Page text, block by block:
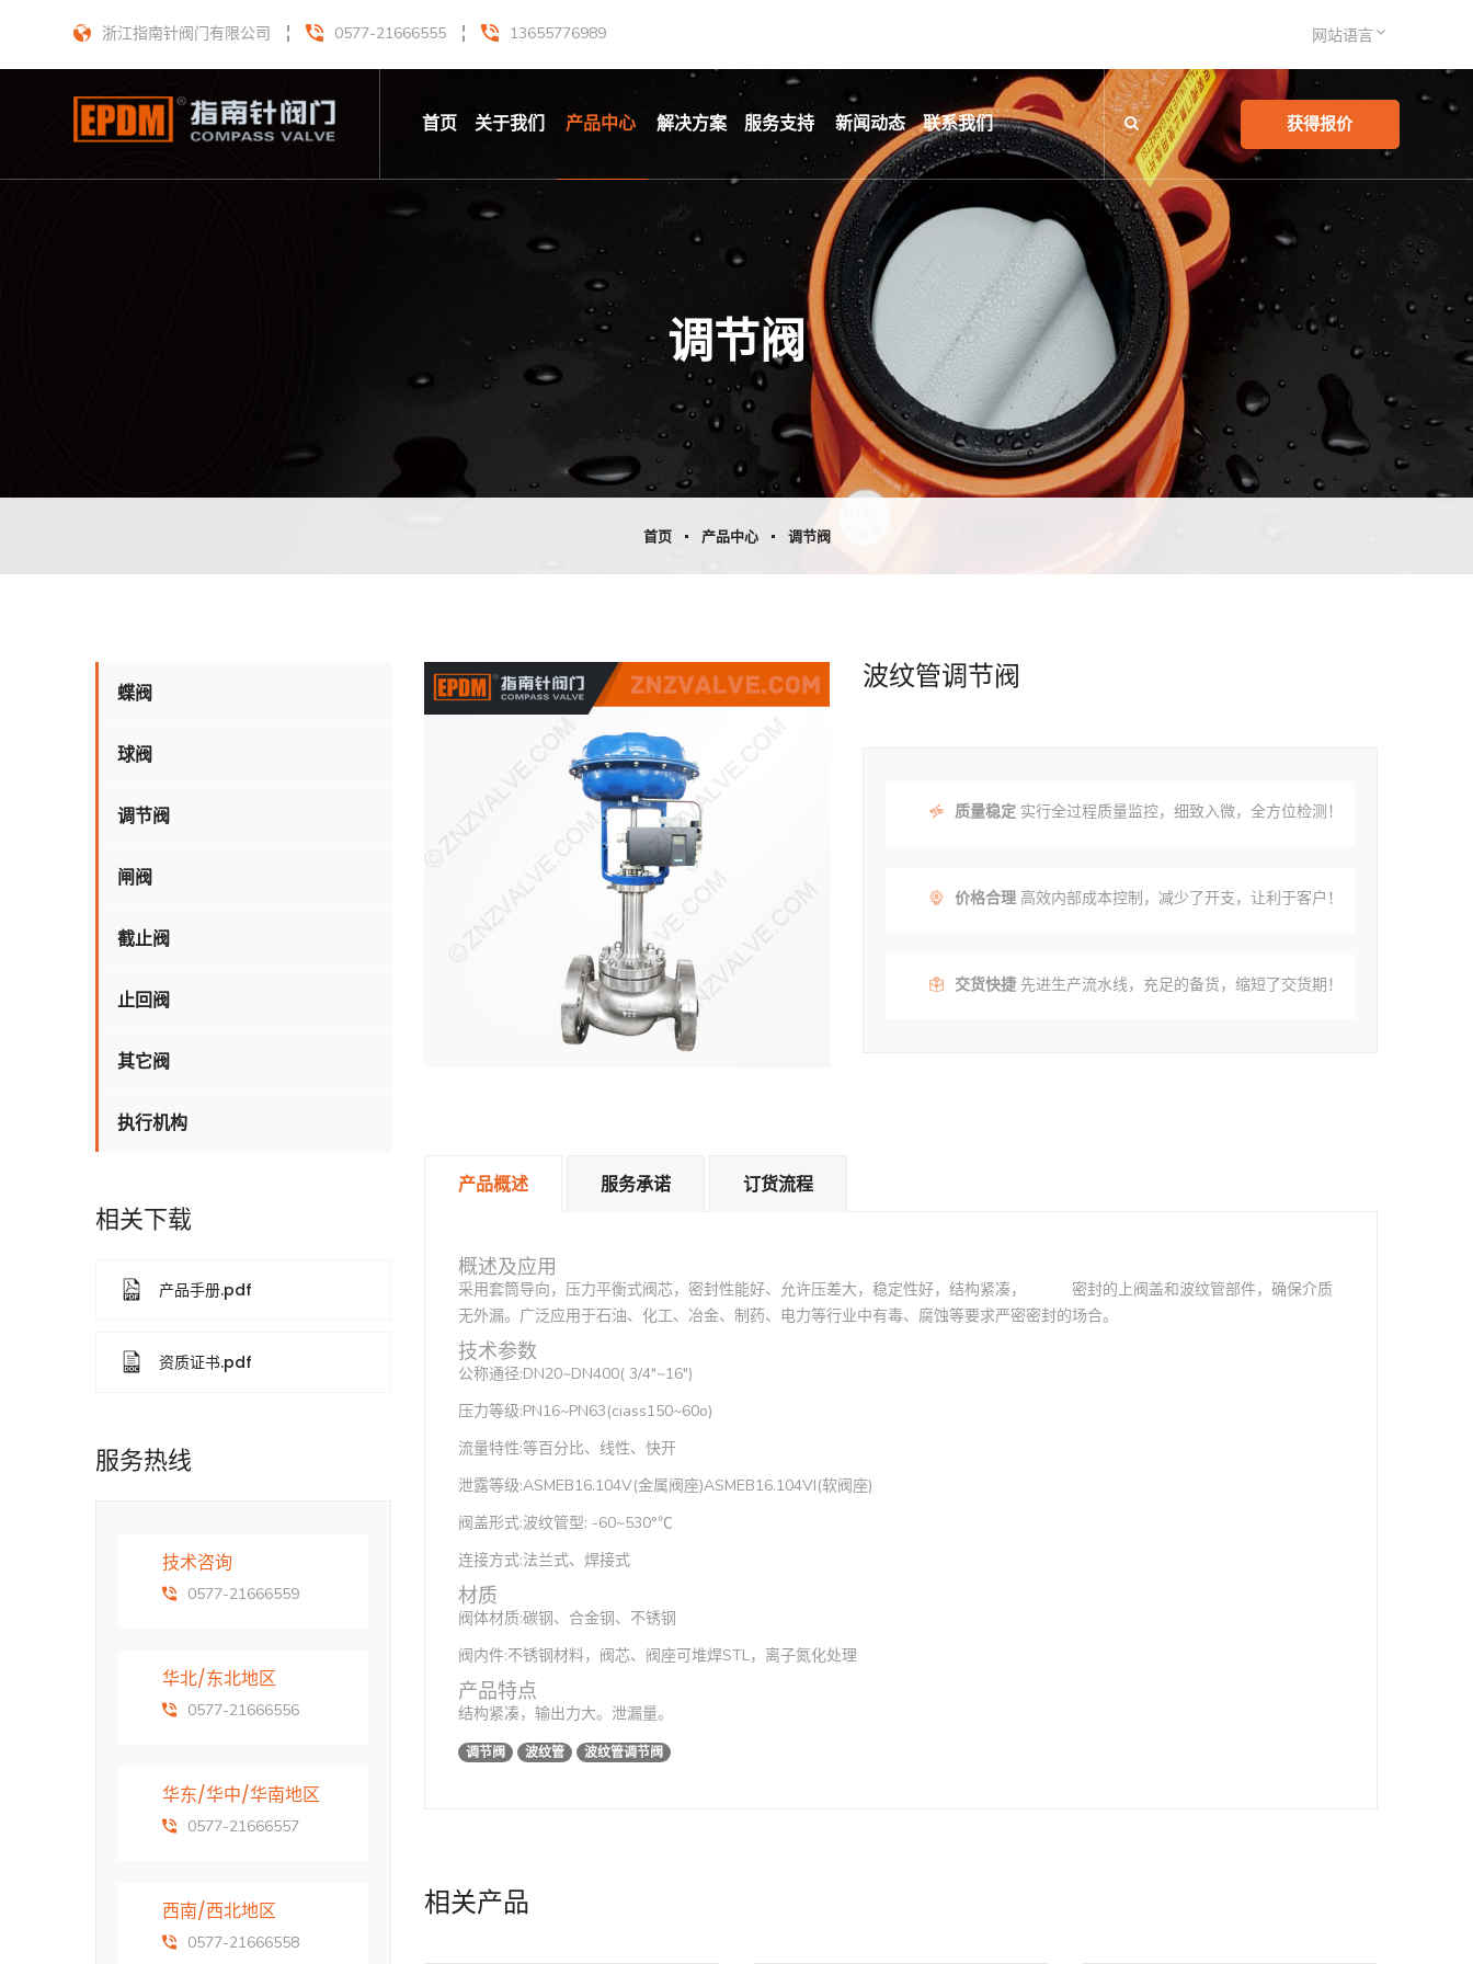
浙江指南针阀门有限公司 0577-21666555 13655776989 网站语言
首页 关于我们 产品中心 解决方案 服务支持 新闻动态 联系我们 获得报价
调节阀
首页 产品中心 调节阀
波纹管调节阀
质量稳定 实行全过程质量监控，细致入微，全方位检测！
价格合理 高效内部成本控制，减少了开支，让利于客户！
交货快捷 先进生产流水线，充足的备货，缩短了交货期！
产品概述 服务承诺 订货流程
概述及应用
采用套筒导向，压力平衡式阀芯，密封性能好、允许压差大，稳定性好，结构紧凑，
密封的上阀盖和波纹管部件，确保介质
无外漏。广泛应用于石油、化工、冶金、制药、电力等行业中有毒、腐蚀等要求严密密封的场合。
技术参数
公称通径:DN20~DN400( 3/4"~16")
压力等级:PN16~PN63(ciass150~60o)
流量特性:等百分比、线性、快开
泄露等级:ASMEB16.104V(金属阀座)ASMEB16.104VI(软阀座)
阀盖形式:波纹管型: -60~530°℃
连接方式:法兰式、焊接式
材质
阀体材质:碳钢、合金钢、不锈钢
阀内件:不锈钢材料，阀芯、阀座可堆焊STL，离子氮化处理
产品特点
结构紧凑，输出力大。泄漏量。
调节阀 波纹管 波纹管调节阀
相关产品
蝶阀
球阀
调节阀
闸阀
截止阀
止回阀
其它阀
执行机构
相关下载
产品手册.pdf
资质证书.pdf
服务热线
技术咨询
0577-21666559
华北/东北地区
0577-21666556
华东/华中/华南地区
0577-21666557
西南/西北地区
0577-21666558